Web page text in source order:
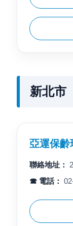
新北市
亞運保齡
聯絡地址：
☎ 電話：